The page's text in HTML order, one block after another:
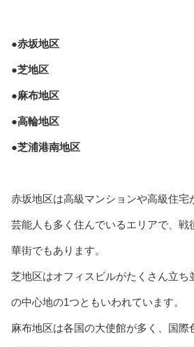
●赤坂地区
●芝地区
●麻布地区
●高輪地区
●芝浦港南地区
赤坂地区は高級マンションや高級住宅
芸能人も多く住んでいるエリアで、戦
華街でもあります。
芝地区はオフィスビルがたくさん立ち
の中心地の1つともいわれています。
麻布地区は各国の大使館が多く、国際